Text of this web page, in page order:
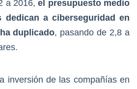
a 2016,el presupuesto medio
dedican a ciberseguridad en
duplicado, pasando de 2,8 a
inversión de las compañías en